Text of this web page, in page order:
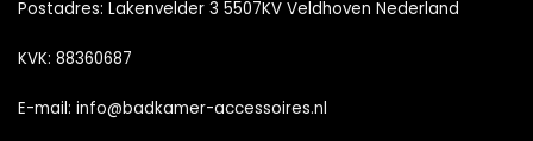
Postadres: Lakenvelder 3 5507KV Veldhoven Nederland
KVK: 88360687
E-mail: info@badkamer-accessoires.nl